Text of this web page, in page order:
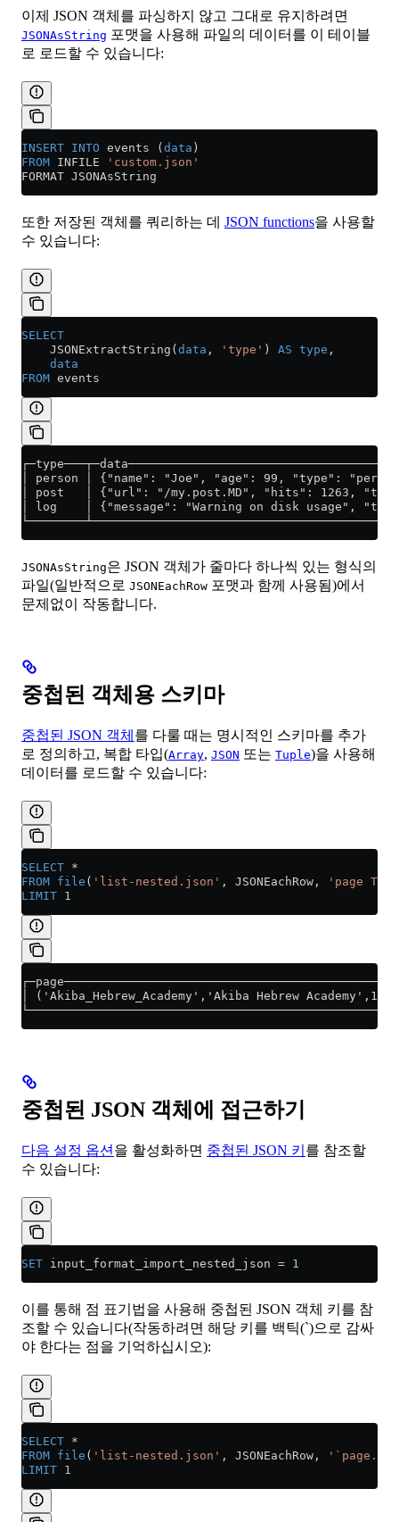
이제 JSON 객체를 파싱하지 않고 그대로 유지하려면
JSONAsString 포맷을 사용해 파일의 데이터를 이 테이블
로 로드할 수 있습니다:
INSERT INTO events ( data )
FROM INFILE
'custom.json'
FORMAT JSONAsString
또한 저장된 객체를 쿼리하는 데 JSON functions을 사용할
수 있습니다:
SELECT
    JSONExtractString(
data , 'type' ) AS type ,
    data
FROM events
│ person │ {"name": "Joe", "age": 99, "type":
│ post   │ {"url": "/my.post.MD", "hits": 1263,
│ log    │ {"message": "Warning on disk usage",
JSONAsString은 JSON 객체가 줄마다 하나씩 있는 형식의
파일(일반적으로 JSONEachRow 포맷과 함께 사용됨)에서
문제없이 작동합니다.
중첩된 객체용 스키마
중첩된 JSON 객체 를 다룰 때는 명시적인 스키마를 추가
로 정의하고, 복합 타입(Array, JSON 또는 Tuple)을 사용해
데이터를 로드할 수 있습니다:
SELECT *
FROM file ( 'list-nested.json' , JSONEachRow,
'page
LIMIT 1
│ ('Akiba_Hebrew_Academy','Akiba Hebrew
중첩된 JSON 객체에 접근하기
다음 설정 옵션 을 활성화하면 중첩된 JSON 키 를 참조할
수 있습니다:
SET input_format_import_nested_json = 1
이를 통해 점 표기법을 사용해 중첩된 JSON 객체 키를 참
조할 수 있습니다(작동하려면 해당 키를 백틱(`)으로 감싸
야 한다는 점을 기억하십시오):
SELECT *
FROM file ( 'list-nested.json' , JSONEachRow,
LIMIT 1